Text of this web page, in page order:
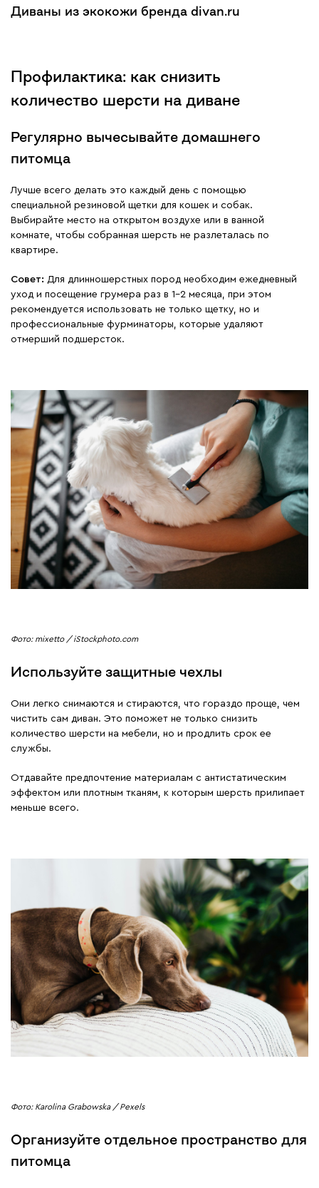
Диваны из экокожи бренда divan.ru
Профилактика: как снизить
количество шерсти на диване
Регулярно вычесывайте домашнего
питомца
Лучше всего делать это каждый день с помощью
специальной резиновой щетки для кошек и собак.
Выбирайте место на открытом воздухе или в ванной
комнате, чтобы собранная шерсть не разлеталась по
квартире.
Совет: Для длинношерстных пород необходим ежедневный
уход и посещение грумера раз в 1–2 месяца, при этом
рекомендуется использовать не только щетку, но и
профессиональные фурминаторы, которые удаляют
отмерший подшерсток.
Фото: mixetto / iStockphoto.com
Используйте защитные чехлы
Они легко снимаются и стираются, что гораздо проще, чем
чистить сам диван. Это поможет не только снизить
количество шерсти на мебели, но и продлить срок ее
службы.
Отдавайте предпочтение материалам с антистатическим
эффектом или плотным тканям, к которым шерсть прилипает
меньше всего.
Фото: Karolina Grabowska / Pexels
Организуйте отдельное пространство для
питомца